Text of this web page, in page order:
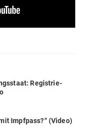
Regis­trie­
Impfpass?“ (Video)